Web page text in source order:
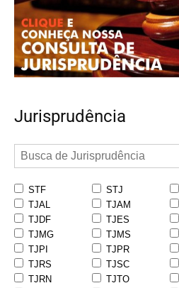
Jurisprudência
STF STJ
TJAL
TJAM
TJDF
TJES
TJMG
TJMS
TJPI
TJPR
TJRS
TJSC
TJRN
TJTO